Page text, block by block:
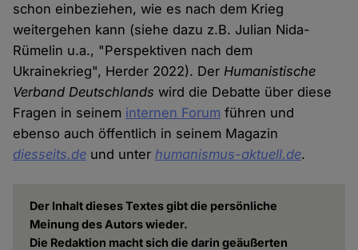
schon einbeziehen, wie es nach dem Krieg
weitergehen kann (siehe dazu z.B. Julian Nida-
Rümelin u.a., "Perspektiven nach dem
Ukrainekrieg", Herder 2022). DerHumanistische
Verband Deutschlandswird die Debatte über diese
Fragen in seinem internen Forum führen und
ebenso auch öffentlich in seinem Magazin
diesseits.de und unterhumanismus-aktuell.de.
Der Inhalt dieses Textes gibt die persönliche
Meinung des Autors wieder.
Die Redaktion macht sich die darin geäußerten